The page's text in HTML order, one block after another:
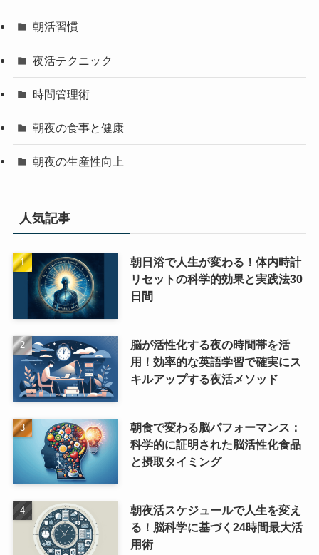
朝活習慣
夜活テクニック
時間管理術
朝夜の食事と健康
朝夜の生産性向上
人気記事
朝日浴で人生が変わる！体内時計
リセットの科学的効果と実践法30
日間
脳が活性化する夜の時間帯を活
用！効率的な英語学習で確実にス
キルアップする夜活メソッド
朝食で変わる脳パフォーマンス：
科学的に証明された脳活性化食品
と摂取タイミング
朝夜活スケジュールで人生を変え
る！脳科学に基づく24時間最大活
用術